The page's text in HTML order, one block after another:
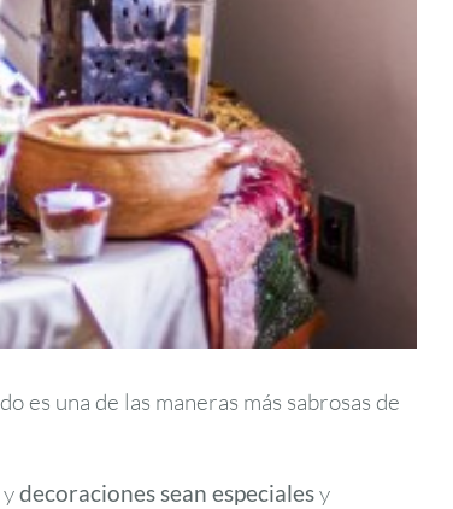
una de las maneras más sabrosas de
ydecoraciones sean especialesy